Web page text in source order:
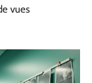
vues